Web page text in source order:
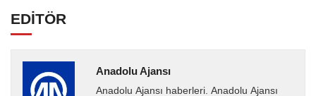
EDİTÖR
Anadolu Ajansı
Anadolu Ajansı haberleri. Anadolu Ajansı